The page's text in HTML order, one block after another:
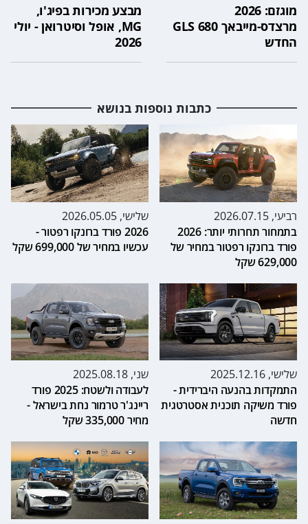
מוגזם: 2026
מרצדס-מייבאך GLS 680
החדש
מבצע מכירות בפיג'ו,
MG, אופל וסיטרואן - יולי
2026
כתבות נוספות בנושא
רביעי, 2026.07.15
בתמחור תחרותי יותר: 2026
פורד ברונקו רפטור במחיר של
629,000 שקל
שלישי, 2026.05.05
2026 פורד ברונקו רפטור -
עכשיו במחיר של 699,000 שקל
שלישי, 2025.12.16
התמקדות בהנעה היברידית -
פורד משיקה תוכנית אסטרטגית
חדשה
שני, 2025.08.18
לעבודה ולשטח: 2025 פורד
ריינג'ר טרמור נחת בישראל -
מחיר 335,000 שקל